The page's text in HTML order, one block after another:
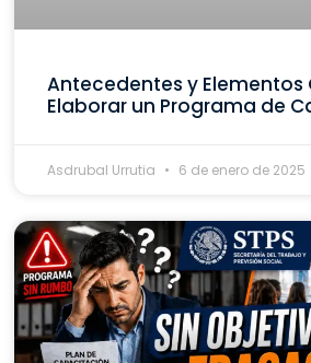
Antecedentes y Elementos
Elaborar un Programa de
Asdrubal Urrutia 6 de enero de 2025